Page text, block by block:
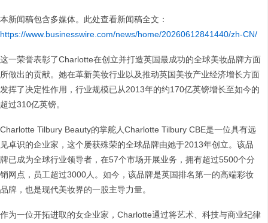
本新闻稿包含多媒体。此处查看新闻稿全文：
https://www.businesswire.com/news/home/20260612841440/zh-CN/
这一荣誉表彰了Charlotte在创立并打造英国最成功的全球美妆品牌方面
所做出的贡献。她在革新美妆行业以及推动英国美妆产业经济增长方面
发挥了决定性作用，行业规模已从2013年的约170亿英镑增长至如今的
超过310亿英镑。
Charlotte Tilbury Beauty的掌舵人Charlotte Tilbury CBE是一位具有远
见卓识的企业家，这个屡获殊荣的全球品牌由她于2013年创立。该品
牌已成为全球行业领导者，在57个市场开展业务，拥有超过5500个分
销网点，员工超过3000人。如今，该品牌是英国排名第一的高端彩妆
品牌，也是现代美妆界的一股主导力量。
作为一位开拓进取的女企业家，Charlotte通过将艺术、科技与商业纪律